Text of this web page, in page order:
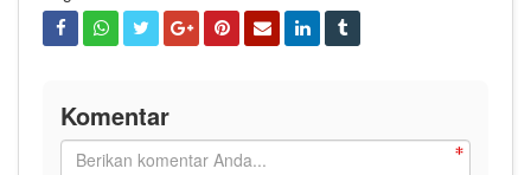
Komentar